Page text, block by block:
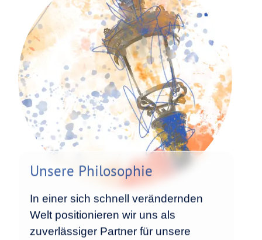
Unsere Philosophie
In einer sich schnell verändernden
Welt positionieren wir uns als
zuverlässiger Partner für unsere